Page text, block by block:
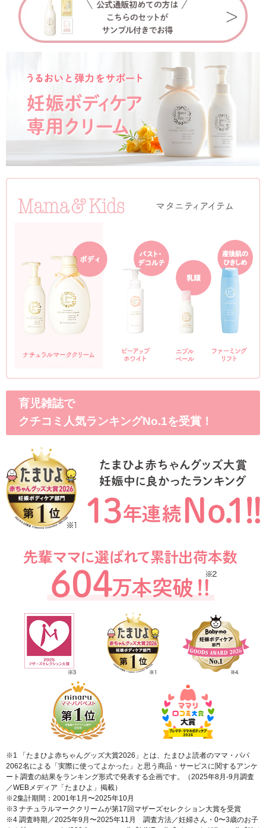
送料は、540円(
4,320円(税込)以上のご